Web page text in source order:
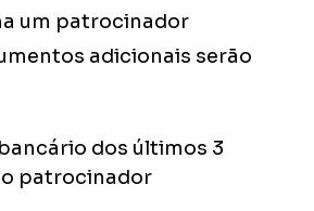
um patrocinador
adicionais serão
dos últimos 3
patrocinador